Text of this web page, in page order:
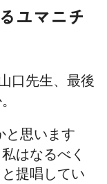
ユマニチ
口先生、最後
と思います
はなるべく
提唱してい